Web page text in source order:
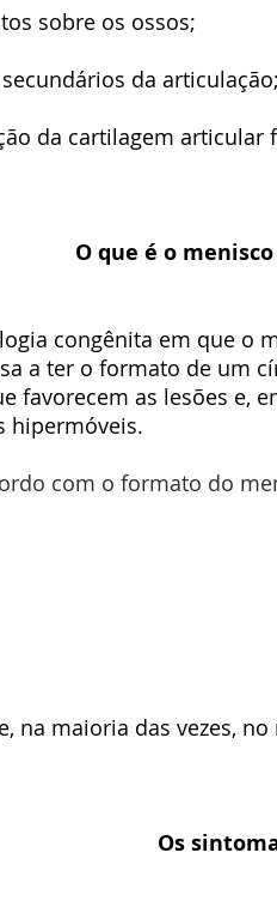
sobre os ossos;
da articulação;
da cartilagem articular
O que é o
congênita em que o
a ter o formato de um
favorecem as lesões e,
hipermóveis.
com o formato do
na maioria das vezes,
Os